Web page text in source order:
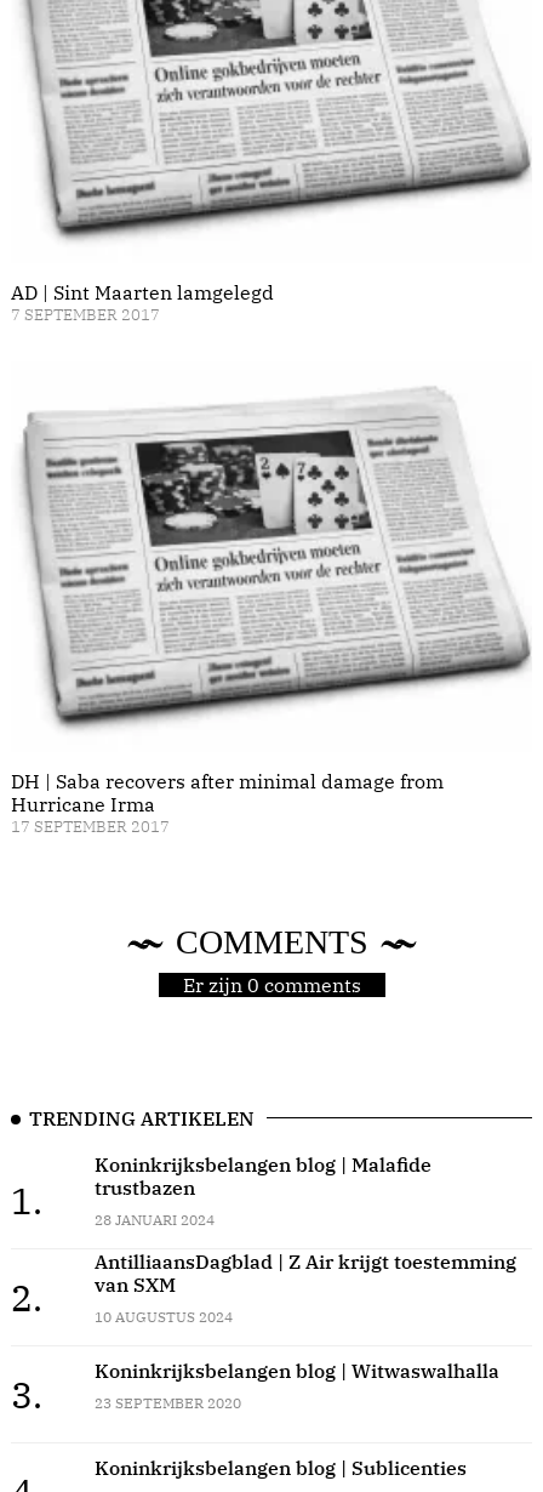
AD | Sint Maarten lamgelegd
7 SEPTEMBER 2017
DH | Saba recovers after minimal damage from
Hurricane Irma
17 SEPTEMBER 2017
COMMENTS
Er zijn 0 comments
TRENDING ARTIKELEN
1.
Koninkrijksbelangen blog | Malafide
trustbazen
28 JANUARI 2024
2.
AntilliaansDagblad | Z Air krijgt toestemming
van SXM
10 AUGUSTUS 2024
3.
Koninkrijksbelangen blog | Witwaswalhalla
23 SEPTEMBER 2020
Koninkrijksbelangen blog | Sublicenties